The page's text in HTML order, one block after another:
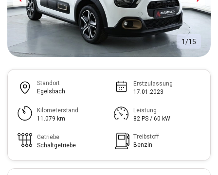
1 /15
Standort
Egelsbach
Erstzulassung
17.01.2023
Kilometerstand
11.079 km
Leistung
82 PS / 60 kW
Getriebe
Schaltgetriebe
Treibstoff
Benzin